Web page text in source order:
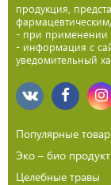
продукция,
- при применении
- информация с
уведомительный
Популярные
Эко – био
Целебные травы